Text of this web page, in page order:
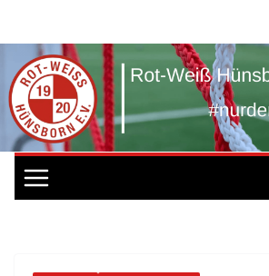
springen